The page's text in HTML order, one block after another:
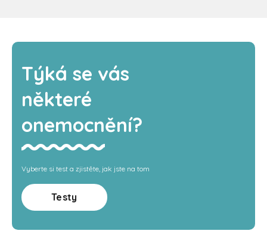
Týká se vás
některé
onemocnění?
Vyberte si test a zjistěte, jak jste na tom
Testy